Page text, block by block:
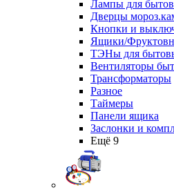
Лампы для
Дверцы
Кнопки и
Ящики/
ТЭНы для
Вентиляторы
Трансформаторы
Разное
Таймеры
Панели ящика
Заслонки и
Ещё 9